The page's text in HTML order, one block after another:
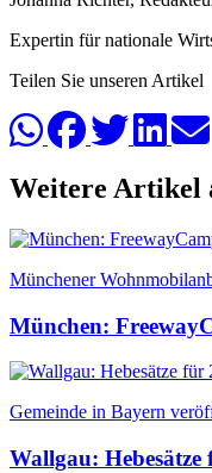
Expertin für nationale
Teilen Sie unseren Artikel
Weitere Artikel
Münchener
München:
Gemeinde in Bayern
Wallgau: Hebesätze